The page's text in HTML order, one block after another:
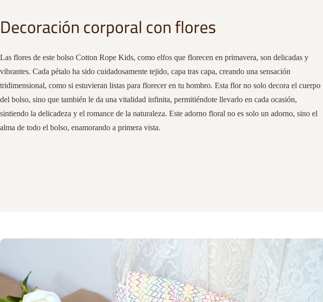
Decoración corporal con flores
Las flores de este bolso Cotton Rope Kids, como elfos que florecen en primavera, son delicadas y
vibrantes. Cada pétalo ha sido cuidadosamente tejido, capa tras capa, creando una sensación
tridimensional, como si estuvieran listas para florecer en tu hombro. Esta flor no solo decora el cuerpo
del bolso, sino que también le da una vitalidad infinita, permitiéndote llevarlo en cada ocasión,
sintiendo la delicadeza y el romance de la naturaleza. Este adorno floral no es solo un adorno, sino el
alma de todo el bolso, enamorando a primera vista.